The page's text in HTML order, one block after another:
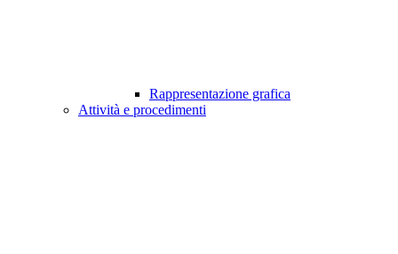
Rappresentazione grafica
Attività e procedimenti